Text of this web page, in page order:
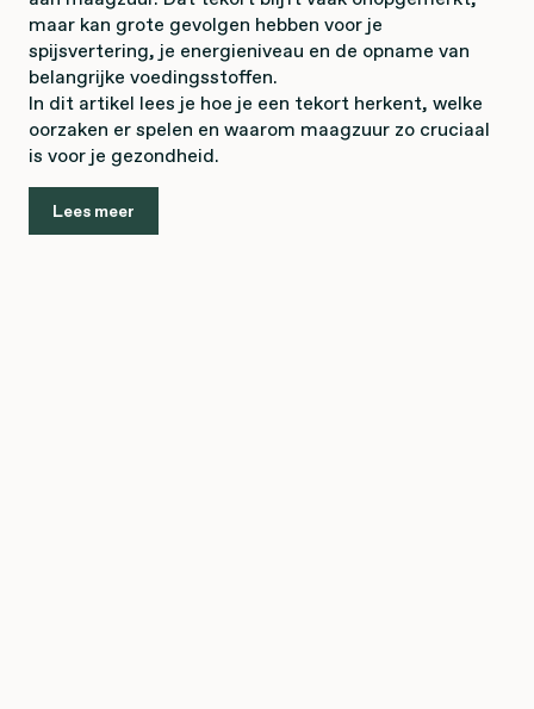
maar kan grote gevolgen hebben voor je
spijsvertering, je energieniveau en de opname van
belangrijke voedingsstoffen.
In dit artikel lees je hoe je een tekort herkent, welke
oorzaken er spelen en waarom maagzuur zo cruciaal
is voor je gezondheid.
Lees meer